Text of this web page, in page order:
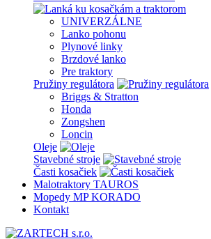
UNIVERZÁLNE
Lanko pohonu
Plynové linky
Brzdové lanko
Pre traktory
Pružiny regulátora
Briggs & Stratton
Honda
Zongshen
Loncin
Oleje
Stavebné stroje
Časti kosačiek
Malotraktory TAUROS
Mopedy MP KORADO
Kontakt